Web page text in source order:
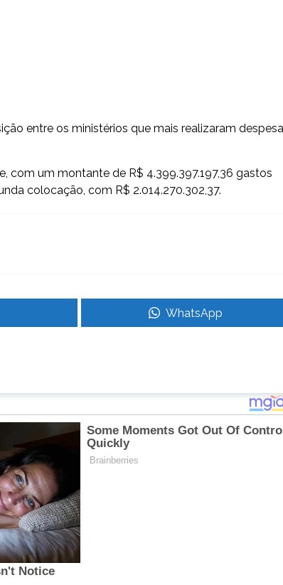
entre os ministérios que mais realizaram
com um montante de R$ 4.399.397.197,36 gastos
colocação, com R$ 2.014.270.302,37.
WhatsApp